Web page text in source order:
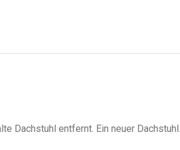
Dachstuhl entfernt. Ein neuer Dachstuhl…